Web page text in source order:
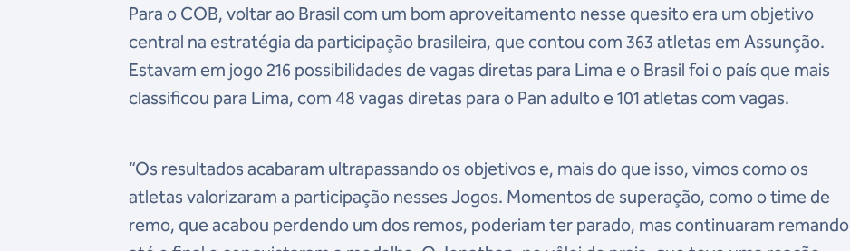
Para o COB, voltar ao Brasil com um bom aproveitamento nesse quesito era um objetivo
central na estratégia da participação brasileira, que contou com 363 atletas em Assunção.
Estavam em jogo 216 possibilidades de vagas diretas para Lima e o Brasil foi o país que mais
classificou para Lima, com 48 vagas diretas para o Pan adulto e 101 atletas com vagas.
“Os resultados acabaram ultrapassando os objetivos e, mais do que isso, vimos como os
atletas valorizaram a participação nesses Jogos. Momentos de superação, como o time de
remo, que acabou perdendo um dos remos, poderiam ter parado, mas continuaram remando